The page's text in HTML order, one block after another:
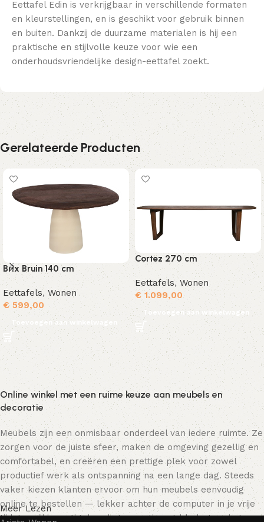
Eettafel Edin is verkrijgbaar in verschillende formaten
en kleurstellingen, en is geschikt voor gebruik binnen
en buiten. Dankzij de duurzame materialen is hij een
praktische en stijlvolle keuze voor wie een
onderhoudsvriendelijke design-eettafel zoekt.
Gerelateerde Producten
Brix Bruin 140 cm
Eettafels, Wonen
€ 599,00
Toevoegen aan winkelwagen
Cortez 270 cm
Eettafels, Wonen
€ 1.099,00
Toevoegen aan winkelwagen
Online winkel met een ruime keuze aan meubels en
decoratie
Meubels zijn een onmisbaar onderdeel van iedere ruimte. Ze
zorgen voor de juiste sfeer, maken de omgeving gezellig en
comfortabel, en creëren een prettige plek voor zowel
productief werk als ontspanning na een lange dag. Steeds
vaker kiezen klanten ervoor om hun meubels eenvoudig
online te bestellen — lekker achter de computer in je vrije
tijd, terwijl je rustig door het assortiment bladert en het
Meer Lezen